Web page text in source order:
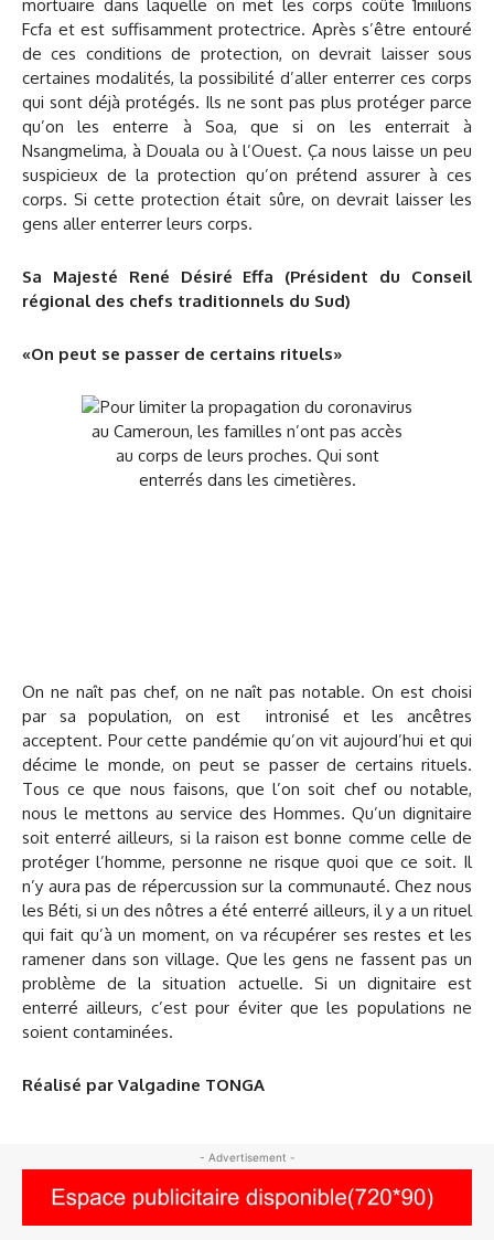
mortuaire dans laquelle on met les corps coûte 1miilions
Fcfa et est suffisamment protectrice. Après s’être entouré
de ces conditions de protection, on devrait laisser sous
certaines modalités, la possibilité d’aller enterrer ces corps
qui sont déjà protégés. Ils ne sont pas plus protéger parce
qu’on les enterre à Soa, que si on les enterrait à
Nsangmelima, à Douala ou à l’Ouest. Ça nous laisse un peu
suspicieux de la protection qu’on prétend assurer à ces
corps. Si cette protection était sûre, on devrait laisser les
gens aller enterrer leurs corps.
Sa Majesté René Désiré Effa (Président du Conseil
régional des chefs traditionnels du Sud)
«On peut se passer de certains rituels»
On ne naît pas chef, on ne naît pas notable. On est choisi
par sa population, on est intronisé et les ancêtres
acceptent. Pour cette pandémie qu’on vit aujourd’hui et qui
décime le monde, on peut se passer de certains rituels.
Tous ce que nous faisons, que l’on soit chef ou notable,
nous le mettons au service des Hommes. Qu’un dignitaire
soit enterré ailleurs, si la raison est bonne comme celle de
protéger l’homme, personne ne risque quoi que ce soit. Il
n’y aura pas de répercussion sur la communauté. Chez nous
les Béti, si un des nôtres a été enterré ailleurs, il y a un rituel
qui fait qu’à un moment, on va récupérer ses restes et les
ramener dans son village. Que les gens ne fassent pas un
problème de la situation actuelle. Si un dignitaire est
enterré ailleurs, c’est pour éviter que les populations ne
soient contaminées.
Réalisé par Valgadine TONGA
- Advertisement -